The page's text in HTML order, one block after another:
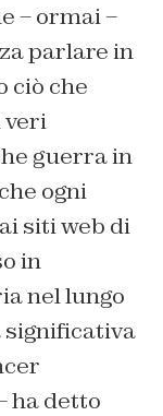
– ormai –
parlare in
ciò che
veri
guerra in
ogni
siti web di
in
nel lungo
significativa
ha detto